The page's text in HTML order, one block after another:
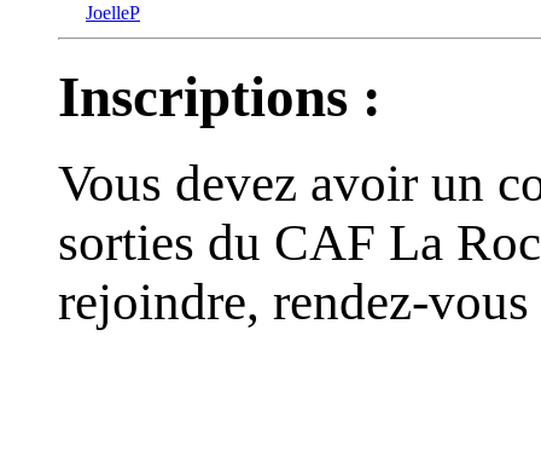
JoelleP
Inscriptions :
Vous devez avoir un
sorties du CAF La
rejoindre, rendez-